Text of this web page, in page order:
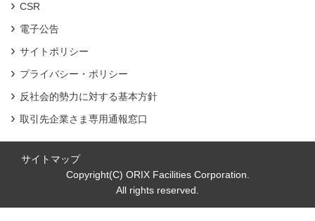
CSR
電子公告
サイトポリシー
プライバシー・ポリシー
反社会的勢力に対する基本方針
取引先企業さま専用通報窓口
サイトマップ
Copyright(C) ORIX Facilities Corporation.
All rights reserved.